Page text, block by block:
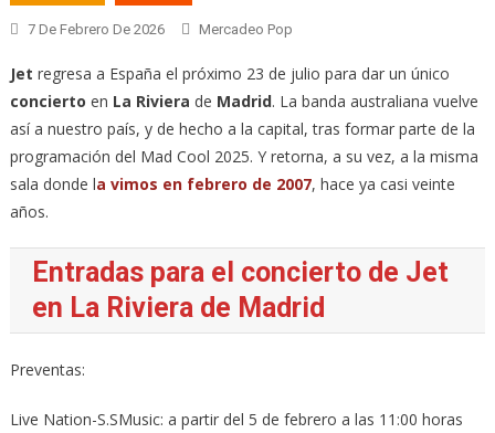
7 De Febrero De 2026 Mercadeo Pop
Jet regresa a España el próximo 23 de julio para dar un único
concierto en La Riviera de Madrid. La banda australiana vuelve
así a nuestro país, y de hecho a la capital, tras formar parte de la
programación del Mad Cool 2025. Y retorna, a su vez, a la misma
sala donde la vimos en febrero de 2007, hace ya casi veinte
años.
Entradas para el concierto de Jet
en La Riviera de Madrid
Preventas:
Live Nation-S.SMusic: a partir del 5 de febrero a las 11:00 horas